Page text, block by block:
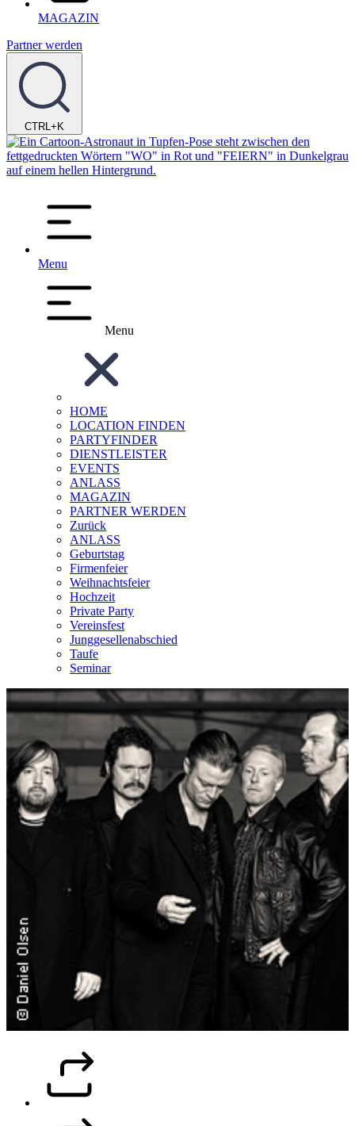
MAGAZIN
Partner werden
CTRL+K
Menu
Menu
HOME
LOCATION FINDEN
PARTYFINDER
DIENSTLEISTER
EVENTS
ANLASS
MAGAZIN
PARTNER WERDEN
Zurück
ANLASS
Geburtstag
Firmenfeier
Weihnachtsfeier
Hochzeit
Private Party
Vereinsfest
Junggesellenabschied
Taufe
Seminar